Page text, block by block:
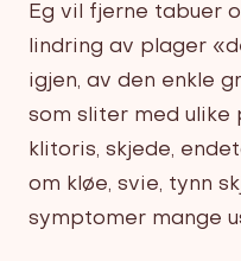
Eg vil fjerne tabuer
lindring av plager
igjen, av den enkle
som sliter med ulike
klitoris, skjede,
om kløe, svie, tynn
symptomer mange